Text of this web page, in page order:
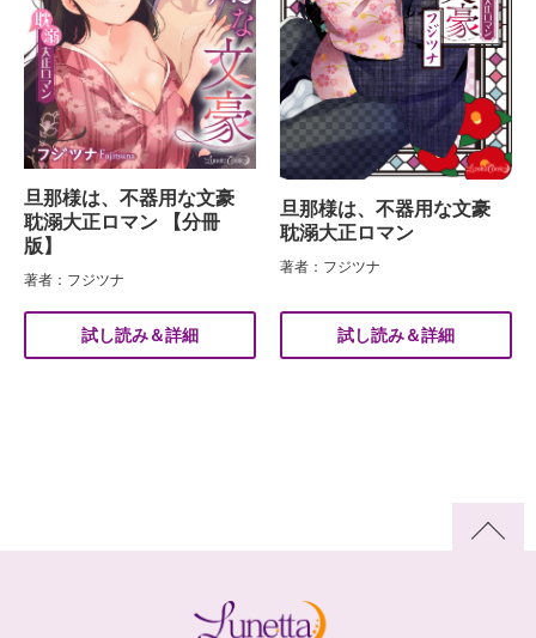
旦那様は、不器用な文豪
耽溺大正ロマン 【分冊
版】
著者：フジツナ
試し読み＆詳細
旦那様は、不器用な文豪
耽溺大正ロマン
著者：フジツナ
試し読み＆詳細